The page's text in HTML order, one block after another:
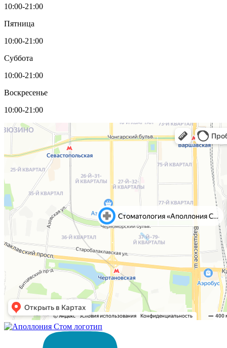
10:00-21:00
Пятница
10:00-21:00
Суббота
10:00-21:00
Воскресенье
10:00-21:00